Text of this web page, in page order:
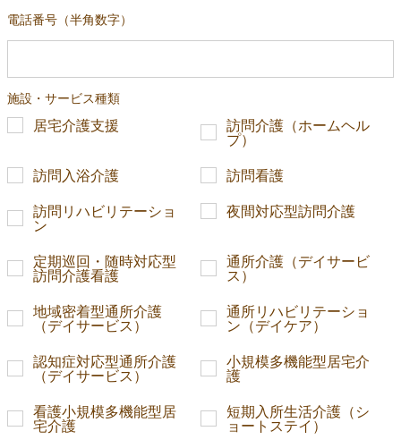
電話番号（半角数字）
施設・サービス種類
居宅介護支援
訪問介護（ホームヘル
プ）
訪問入浴介護 訪問看護
訪問リハビリテーショ
ン
夜間対応型訪問介護
定期巡回・随時対応型
訪問介護看護
通所介護（デイサービ
ス）
地域密着型通所介護
（デイサービス）
通所リハビリテーショ
ン（デイケア）
認知症対応型通所介護
（デイサービス）
小規模多機能型居宅介
護
看護小規模多機能型居
宅介護
短期入所生活介護（シ
ョートステイ）